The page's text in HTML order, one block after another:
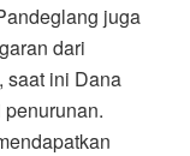
juga
dari
saat ini Dana